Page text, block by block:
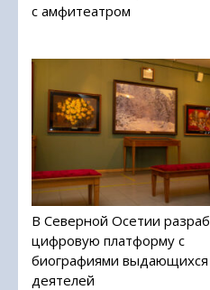
с амфитеатром
В Северной Осетии
цифровую платформу с
биографиями выдающихся
деятелей